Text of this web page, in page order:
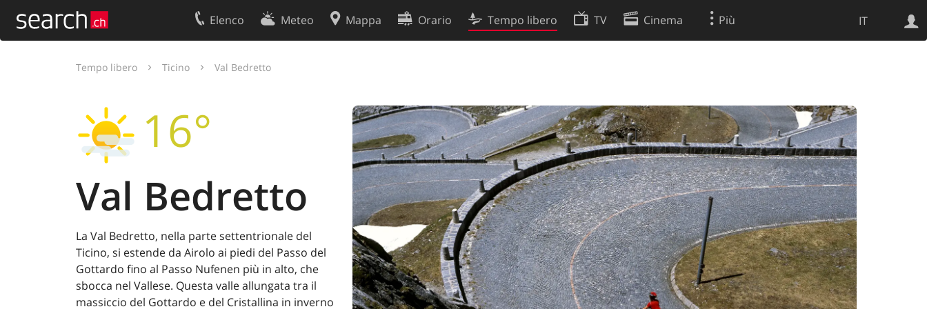
IT
Elenco Meteo Mappa Orario Tempo libero TV Cinema Più
Tempo libero Ticino Val Bedretto
16°
Val Bedretto
La Val Bedretto, nella parte settentrionale del
Ticino, si estende da Airolo ai piedi del Passo del
Gottardo fino al Passo Nufenen più in alto, che
sbocca nel Vallese. Questa valle allungata tra il
massiccio del Gottardo e del Cristallina in inverno
Applicazione
Il vostro profolio
Informazioni Legali
Contatti
Sviluppatori